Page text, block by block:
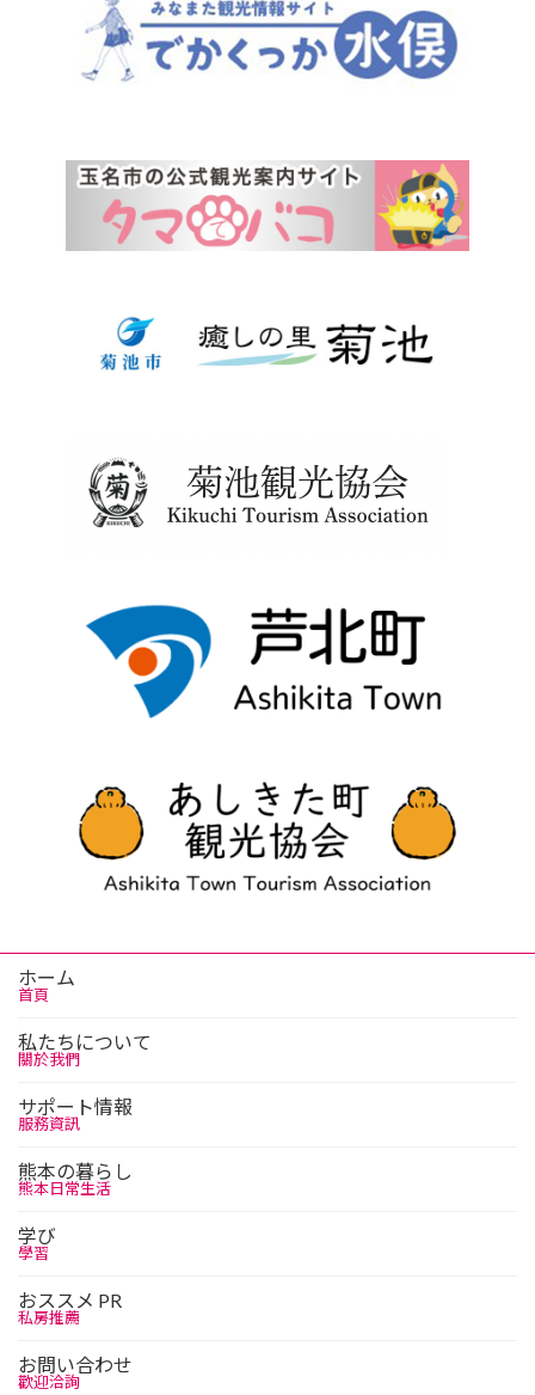
ホーム
首頁
私たちについて
關於我們
サポート情報
服務資訊
熊本の暮らし
熊本日常生活
学び
學習
おススメ PR
私房推薦
お問い合わせ
歡迎洽詢